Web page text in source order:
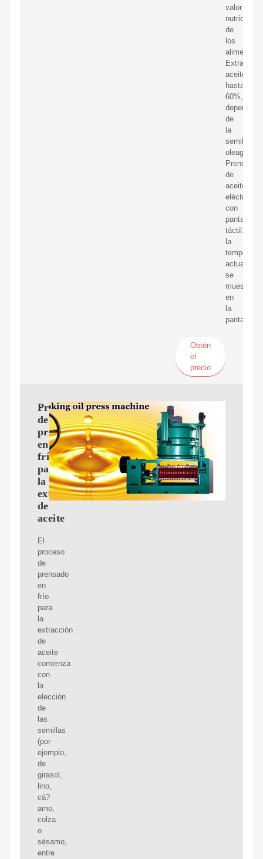
valor
nutricional
de
los
alimentos.
Extraiga
aceite
hasta
60%,
de
la
semilla
Prensa
de
aceite
eléctrica
con
pantalla
táctil:
la
actual
se
muestra
en
la
pantalla.
Obtén
el
precio
Proceso
de
prensado
en
frío
para
la
extracción
de
aceite
El
proceso
de
prensado
en
frío
para
la
extracción
de
aceite
comienza
con
la
elección
de
las
semillas
(por
ejemplo,
de
girasol,
lino,
cá?
amo,
colza
o
sésamo,
entre